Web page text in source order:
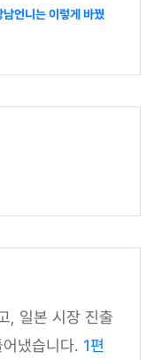
언니는 이렇게 바꿨
, 일본 시장 진출
냈습니다. 1편